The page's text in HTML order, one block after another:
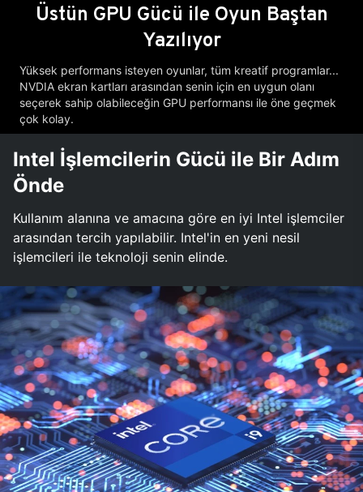
Üstün GPU Gücü ile Oyun Baştan
Yazılıyor
Yüksek performans isteyen oyunlar, tüm kreatif programlar...
NVDIA ekran kartları arasından senin için en uygun olanı
seçerek sahip olabileceğin GPU performansı ile öne geçmek
çok kolay.
Intel İşlemcilerin Gücü ile Bir Adım
Önde
Kullanım alanına ve amacına göre en iyi Intel işlemciler
arasından tercih yapılabilir. Intel'in en yeni nesil
işlemcileri ile teknoloji senin elinde.